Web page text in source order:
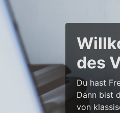
des
Du hast
Dann bist
von